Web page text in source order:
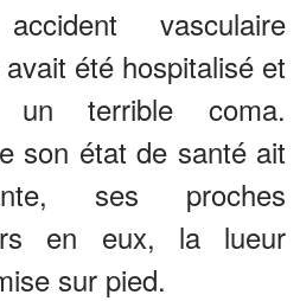
vasculaire
été hospitalisé et
un terrible coma.
son état de santé ait
ses proches
en eux, la lueur
sur pied.